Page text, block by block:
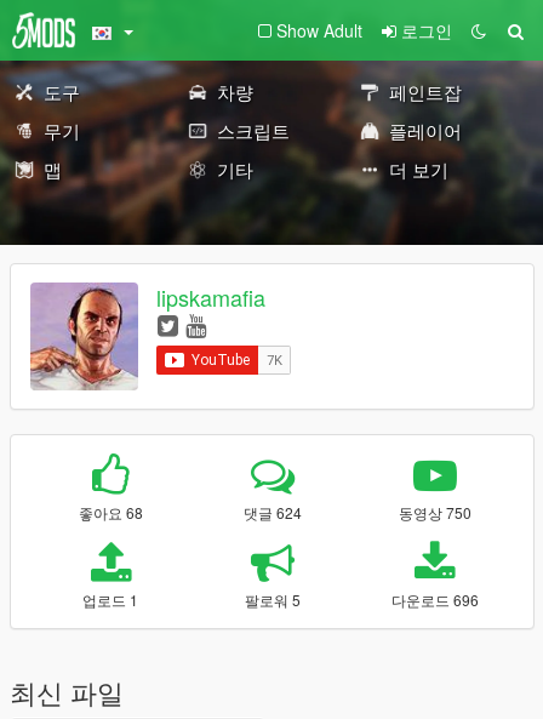
Show Adult 로그인
도구 차량
페인트잡
무기
스크립트
플레이어
맵
기타 더 보기
lipskamafia
좋아요 68 댓글 624 동영상 750
업로드 1 팔로워 5 다운로드 696
최신 파일